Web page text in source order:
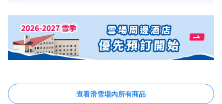
查看滑雪場內所有商品